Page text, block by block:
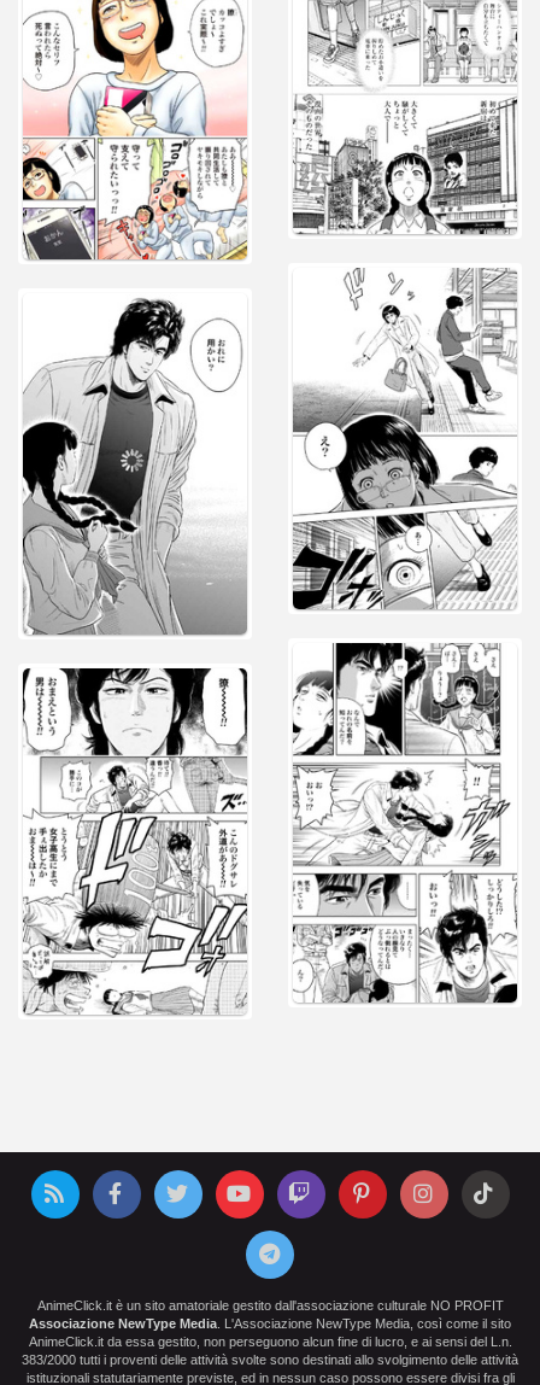
AnimeClick.it è un sito amatoriale gestito dall'associazione culturale NO PROFIT
Associazione NewType Media . L'Associazione NewType Media, così come il sito
AnimeClick.it da essa gestito, non perseguono alcun fine di lucro, e ai sensi del L.n.
383/2000 tutti i proventi delle attività svolte sono destinati allo svolgimento delle attività
istituzionali statutariamente previste, ed in nessun caso possono essere divisi fra gli